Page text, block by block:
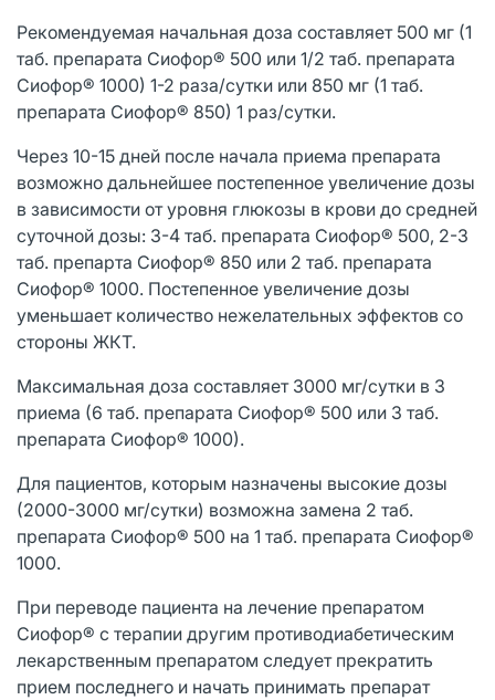
Рекомендуемая начальная доза составляет 500 мг (1
таб. препарата Сиофор® 500 или 1/2 таб. препарата
Сиофор® 1000) 1-2 раза/сутки или 850 мг (1 таб.
препарата Сиофор® 850) 1 раз/сутки.
Через 10-15 дней после начала приема препарата
возможно дальнейшее постепенное увеличение дозы
в зависимости от уровня глюкозы в крови до средней
суточной дозы: 3-4 таб. препарата Сиофор® 500, 2-3
таб. препарта Сиофор® 850 или 2 таб. препарата
Сиофор® 1000. Постепенное увеличение дозы
уменьшает количество нежелательных эффектов со
стороны ЖКТ.
Максимальная доза составляет 3000 мг/сутки в 3
приема (6 таб. препарата Сиофор® 500 или 3 таб.
препарата Сиофор® 1000).
Для пациентов, которым назначены высокие дозы
(2000-3000 мг/сутки) возможна замена 2 таб.
препарата Сиофор® 500 на 1 таб. препарата Сиофор®
1000.
При переводе пациента на лечение препаратом
Сиофор® с терапии другим противодиабетическим
лекарственным препаратом следует прекратить
прием последнего и начать принимать препарат